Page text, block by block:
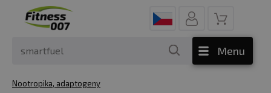
Menu
Nootropika, adaptogeny